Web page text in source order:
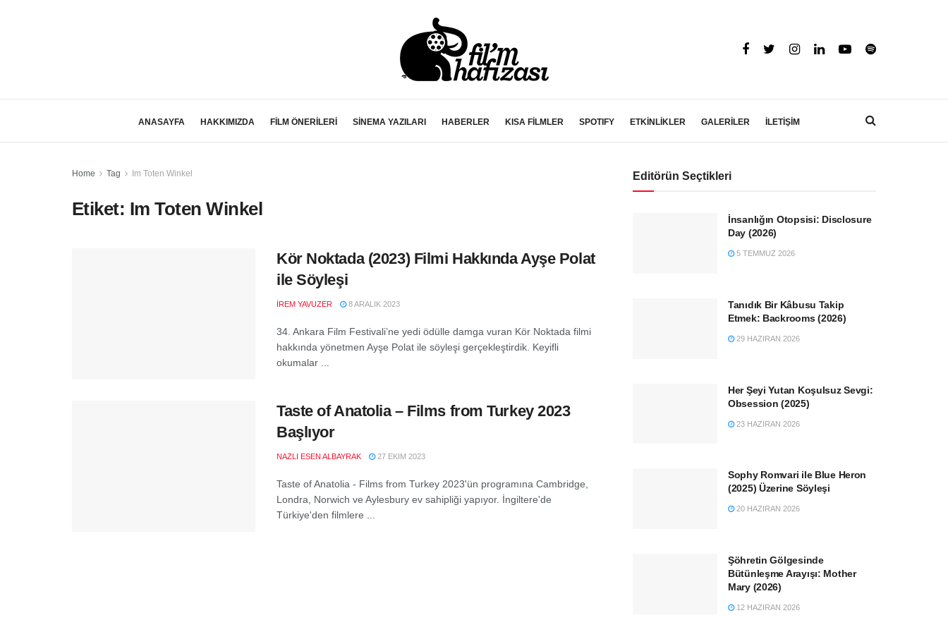
ANASAYFA HAKKIMIZDA FİLM ÖNERİLERİ SİNEMA YAZILARI HABERLER KISA FİLMLER SPOTIFY ETKİNLİKLER GALERİLER İLETİŞİM
Home Tag Im Toten Winkel
Etiket: Im Toten Winkel
Kör Noktada (2023) Filmi Hakkında Ayşe Polat
ile Söyleşi
İREM YAVUZER 8 ARALIK 2023
34. Ankara Film Festivali’ne yedi ödülle damga vuran Kör Noktada filmi
hakkında yönetmen Ayşe Polat ile söyleşi gerçekleştirdik. Keyifli
okumalar ...
Taste of Anatolia – Films from Turkey 2023
Başlıyor
NAZLI ESEN ALBAYRAK 27 EKIM 2023
Taste of Anatolia - Films from Turkey 2023'ün programına Cambridge,
Londra, Norwich ve Aylesbury ev sahipliği yapıyor. İngiltere'de
Türkiye'den filmlere ...
Editörün Seçtikleri
İnsanlığın Otopsisi: Disclosure
Day (2026)
5 TEMMUZ 2026
Tanıdık Bir Kâbusu Takip
Etmek: Backrooms (2026)
29 HAZIRAN 2026
Her Şeyi Yutan Koşulsuz Sevgi:
Obsession (2025)
23 HAZIRAN 2026
Sophy Romvari ile Blue Heron
(2025) Üzerine Söyleşi
20 HAZIRAN 2026
Şöhretin Gölgesinde
Bütünleşme Arayışı: Mother
Mary (2026)
12 HAZIRAN 2026